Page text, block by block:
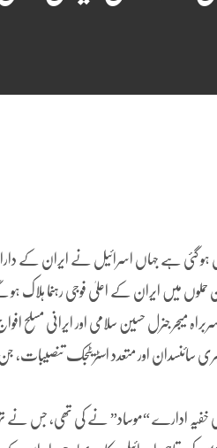
گئی ہے جہاں اسرائیل نے ایران کے
میں ایران کے اعلیٰ فوجی رہنما ہلاک ہو
میجر جنرل حسین سلامی اور ایرانی مسلح
اور متعدد اسٹریٹجک تنصیبات، جن
خفیہ ادارے “موساد” نے کی تھی، جس نے